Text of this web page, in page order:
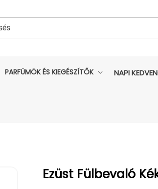
PARFÜMÖK ÉS KIEGÉSZÍTŐK NAPI
Ezüst Fülbevaló